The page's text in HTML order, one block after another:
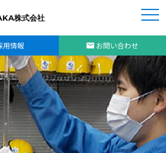
株式会社
用情報 お問い合わせ